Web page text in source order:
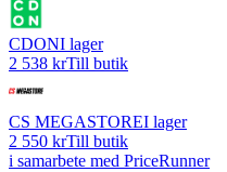
CDONI lager
2 538 krTill butik
CS MEGASTOREI lager
2 550 krTill butik
i samarbete med PriceRunner